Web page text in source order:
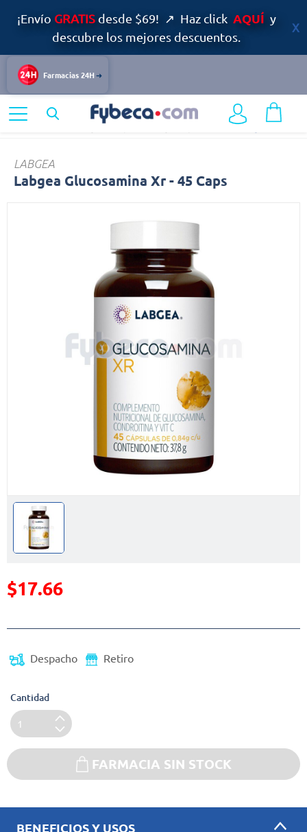
¡Envío GRATISdesde $69! ↗ Haz click AQUÍ y
descubre los mejores descuentos.
Farmacias 24H
Adulto Mayor Labgea
LABGEA
Labgea Glucosamina Xr - 45 Caps
Precio reducido de
$17.66
Despacho Retiro
Cantidad
FARMACIA SIN STOCK
BENEFICIOS Y USOS